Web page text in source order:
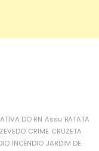
DO RN Assu BATATA
CRIME CRUZETA
INCÊNDIO JARDIM DE